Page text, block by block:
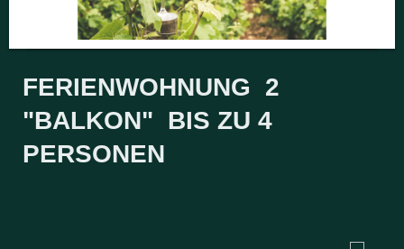
FERIENWOHNUNG 2
"BALKON" BIS ZU 4
PERSONEN